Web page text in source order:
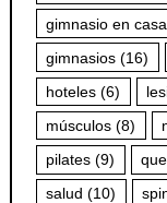
gimnasio en casa
gimnasios (16)
hoteles (6)
músculos (8)
pilates (9)
salud (10)